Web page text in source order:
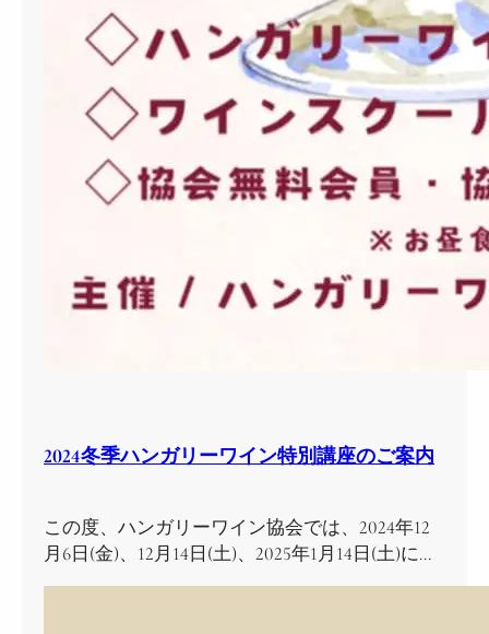
2024冬季ハンガリーワイン特別講座のご案内
この度、ハンガリーワイン協会では、2024年12
月6日(金)、12月14日(土)、2025年1月14日(土)に…